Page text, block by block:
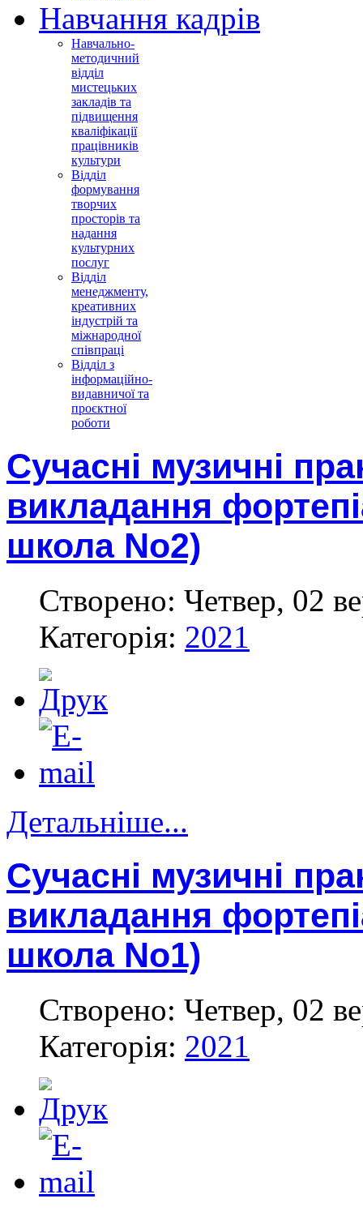
Навчання кадрів
Навчально-
методичний
відділ
мистецьких
закладів та
підвищення
кваліфікації
працівників
культури
Відділ
формування
творчих
просторів та
надання
культурних
послуг
Відділ
менеджменту,
креативних
індустрій та
міжнародної
співпраці
Відділ з
інформаційно-
видавничої та
проєктної
роботи
Сучасні музичні
викладання
школа No2)
Створено: Четвер, 02
Категорія: 2021
Детальніше...
Сучасні музичні
викладання
школа No1)
Створено: Четвер, 02
Категорія: 2021